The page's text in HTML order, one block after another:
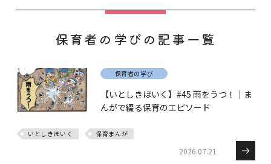
保育者の学びの記事一覧
保育者の学び
【いとしきほいく】#45 雨をうつ！｜ま
んがで綴る保育のエピソード
いとしきほいく 保育まんが
2026.07.21